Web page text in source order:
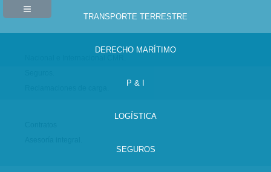
TRANSPORTE TERRESTRE
DERECHO MARÍTIMO
P & I
LOGÍSTICA
SEGUROS